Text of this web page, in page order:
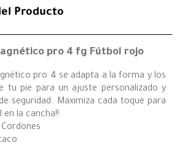
Producto
pro 4 fg Fútbol rojo
pro 4 se adapta a la forma y los
tu pie para un ajuste personalizado y
seguridad. Maximiza cada toque para
la cancha!!